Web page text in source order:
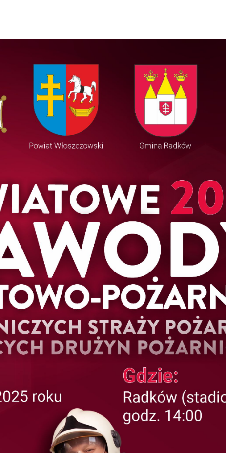
Ustawienia
wszystkie. W dowolnym momencie możesz dokonać zmiany
Niezbędne
Niezbędne pliki cookies służą do prawidłowego funkcjonowania
umożliwiają Ci komfortowe korzystanie z oferowanych przez nas